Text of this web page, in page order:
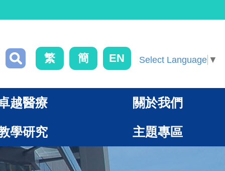
繁 簡 EN Select Language ▼
越醫療 關於我們
學研究 主題專區